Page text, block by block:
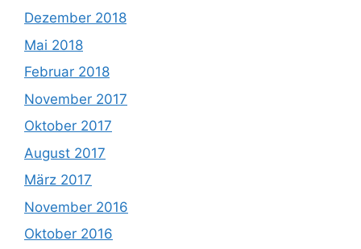
Dezember 2018
Mai 2018
Februar 2018
November 2017
Oktober 2017
August 2017
März 2017
November 2016
Oktober 2016